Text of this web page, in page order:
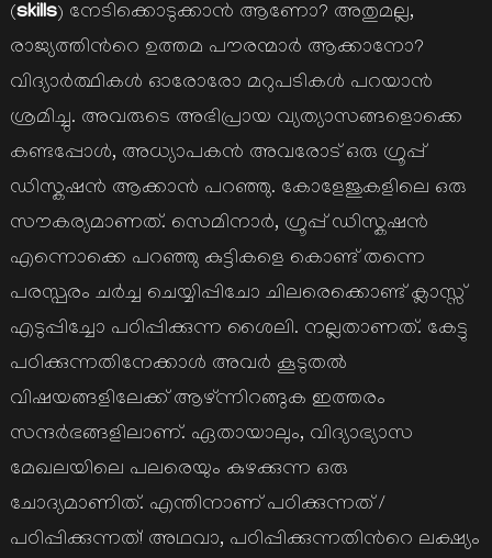
(skills) നേടിക്കൊടുക്കാന്‍ ആണോ? അതുമല്ല,
രാജ്യത്തിന്‍റെ ഉത്തമ പൗരന്മാര്‍ ആക്കാനോ?
വിദ്യാര്‍ത്ഥികള്‍ ഓരോരോ മറുപടികള്‍ പറയാന്‍
ശ്രമിച്ചു. അവരുടെ അഭിപ്രായ വ്യത്യാസങ്ങളൊക്കെ
കണ്ടപ്പോള്‍, അധ്യാപകന്‍ അവരോട് ഒരു ഗ്രൂപ്പ്
ഡിസ്കഷന്‍ ആക്കാന്‍ പറഞ്ഞു. കോളേജുകളിലെ ഒരു
സൗകര്യമാണത്. സെമിനാര്‍, ഗ്രൂപ്പ് ഡിസ്കഷന്‍
എന്നൊക്കെ പറഞ്ഞു കുട്ടികളെ കൊണ്ട് തന്നെ
പരസ്പരം ചര്‍ച്ച ചെയ്യിപ്പിചോ ചിലരെക്കൊണ്ട് ക്ലാസ്സ്
എടുപ്പിച്ചോ പഠിപ്പിക്കുന്ന ശൈലി. നല്ലതാണത്. കേട്ടു
പഠിക്കുന്നതിനേക്കാള്‍ അവര്‍ കൂടുതല്‍
വിഷയങ്ങളിലേക്ക് ആഴ്ന്നിറങ്ങുക ഇത്തരം
സന്ദര്‍ഭങ്ങളിലാണ്. ഏതായാലും, വിദ്യാഭ്യാസ
മേഖലയിലെ പലരെയും കുഴക്കുന്ന ഒരു
ചോദ്യമാണിത്. എന്തിനാണ് പഠിക്കുന്നത് /
പഠിപ്പിക്കുന്നത്! അഥവാ, പഠിപ്പിക്കുന്നതിന്‍റെ ലക്ഷ്യം